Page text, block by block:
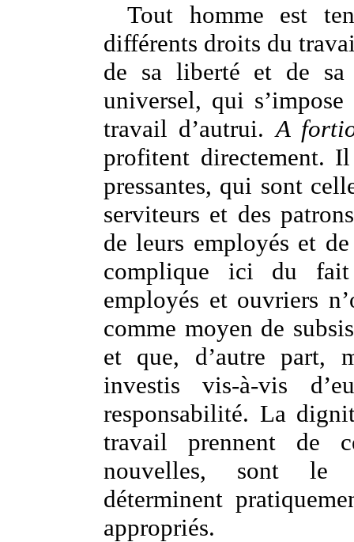
Tout homme est
différents droits du
de sa liberté et de sa
universel, qui
travail d’autrui.A
profitent directement.
pressantes, qui sont
serviteurs et des
de leurs employés et
complique ici du fait
employés et ouvriers
comme moyen de
et que, d’autre part,
investis vis-à-vis
responsabilité. La
travail prennent de
nouvelles, sont le
déterminent
appropriés.